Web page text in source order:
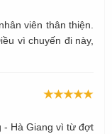
viên thân thiện.
vì chuyến đi này,
- Hà Giang vì từ đợt